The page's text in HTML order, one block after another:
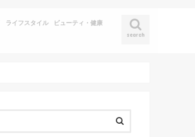
search
ライフスタイル ビューティ・健康